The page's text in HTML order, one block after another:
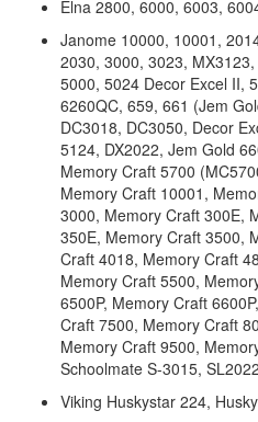
Elna 2800, 6000, 6003,
Janome 10000, 10001,
2030, 3000, 3023,
5000, 5024 Decor Excel II,
6260QC, 659, 661 (Jem
DC3018, DC3050, Decor
5124, DX2022, Jem Gold
Memory Craft 5700
Memory Craft 10001,
3000, Memory Craft 300E,
350E, Memory Craft 3500,
Craft 4018, Memory Craft
Memory Craft 5500,
6500P, Memory Craft
Craft 7500, Memory Craft
Memory Craft 9500,
Schoolmate S-3015,
Viking Huskystar 224,